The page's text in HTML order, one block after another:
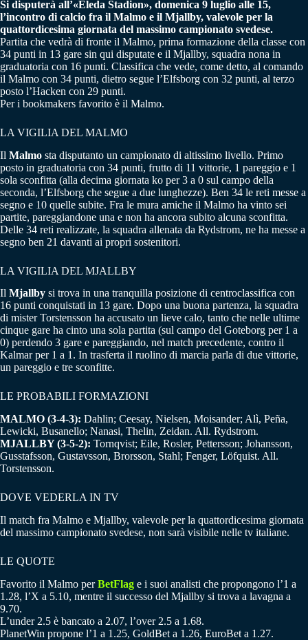
Si disputerà all’«Eleda Stadion», domenica 9 luglio alle 15,
l’incontro di calcio fra il Malmo e il Mjallby, valevole per la
quattordicesima giornata del massimo campionato svedese.
Partita che vedrà di fronte il Malmo, prima formazione della classe con
34 punti in 13 gare sin qui disputate e il Mjallby, squadra nona in
graduatoria con 16 punti. Classifica che vede, come detto, al comando
il Malmo con 34 punti, dietro segue l’Elfsborg con 32 punti, al terzo
posto l’Hacken con 29 punti.
Per i bookmakers favorito è il Malmo.
LA VIGILIA DEL MALMO
Il Malmo sta disputanto un campionato di altissimo livello. Primo
posto in graduatoria con 34 punti, frutto di 11 vittorie, 1 pareggio e 1
sola sconfitta (alla decima giornata ko per 3 a 0 sul campo della
seconda, l’Elfsborg che segue a due lunghezze). Ben 34 le reti messe a
segno e 10 quelle subite. Fra le mura amiche il Malmo ha vinto sei
partite, pareggiandone una e non ha ancora subito alcuna sconfitta.
Delle 34 reti realizzate, la squadra allenata da Rydstrom, ne ha messe a
segno ben 21 davanti ai propri sostenitori.
LA VIGILIA DEL MJALLBY
Il Mjallby si trova in una tranquilla posizione di centroclassifica con
16 punti conquistati in 13 gare. Dopo una buona partenza, la squadra
di mister Torstensson ha accusato un lieve calo, tanto che nelle ultime
cinque gare ha cinto una sola partita (sul campo del Goteborg per 1 a
0) perdendo 3 gare e pareggiando, nel match precedente, contro il
Kalmar per 1 a 1. In trasferta il ruolino di marcia parla di due vittorie,
un pareggio e tre sconfitte.
LE PROBABILI FORMAZIONI
MALMO (3-4-3): Dahlin; Ceesay, Nielsen, Moisander; Alì, Peña,
Lewicki, Busanello; Nanasi, Thelin, Zeidan. All. Rydstrom.
MJALLBY (3-5-2): Tornqvist; Eile, Rosler, Pettersson; Johansson,
Gusstafsson, Gustavsson, Brorsson, Stahl; Fenger, Löfquist. All.
Torstensson.
DOVE VEDERLA IN TV
Il match fra Malmo e Mjallby, valevole per la quattordicesima giornata
del massimo campionato svedese, non sarà visibile nelle tv italiane.
LE QUOTE
Favorito il Malmo perBetFlag e i suoi analisti che propongono l’1 a
1.28, l’X a 5.10, mentre il successo del Mjallby si trova a lavagna a
9.70.
L’under 2.5 è bancato a 2.07, l’over 2.5 a 1.68.
PlanetWin propone l’1 a 1.25, GoldBet a 1.26, EuroBet a 1.27.